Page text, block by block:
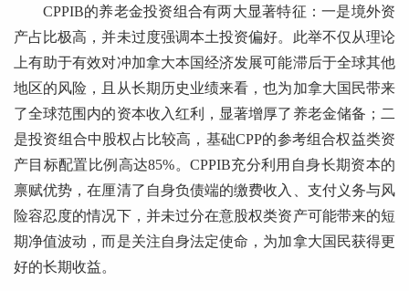
CPPIB的养老金投资组合有两大显著特征：一是境外资
产占比极高，并未过度强调本土投资偏好。此举不仅从理论
上有助于有效对冲加拿大本国经济发展可能滞后于全球其他
地区的风险，且从长期历史业绩来看，也为加拿大国民带来
了全球范围内的资本收入红利，显著增厚了养老金储备；二
是投资组合中股权占比较高，基础CPP的参考组合权益类资
产目标配置比例高达85%。CPPIB充分利用自身长期资本的
禀赋优势，在厘清了自身负债端的缴费收入、支付义务与风
险容忍度的情况下，并未过分在意股权类资产可能带来的短
期净值波动，而是关注自身法定使命，为加拿大国民获得更
好的长期收益。